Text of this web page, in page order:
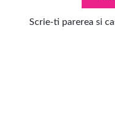
Scrie-ti parerea si